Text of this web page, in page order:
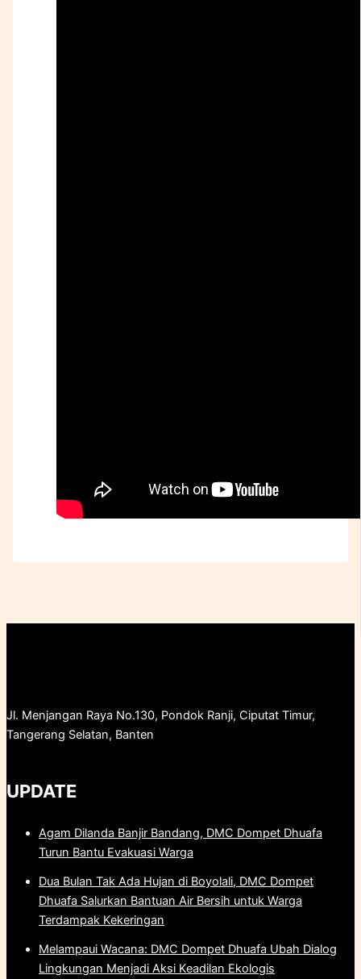
Jl. Menjangan Raya No.130, Pondok Ranji, Ciputat Timur,
Tangerang Selatan, Banten
UPDATE
Agam Dilanda Banjir Bandang, DMC Dompet Dhuafa
Turun Bantu Evakuasi Warga
Dua Bulan Tak Ada Hujan di Boyolali, DMC Dompet
Dhuafa Salurkan Bantuan Air Bersih untuk Warga
Terdampak Kekeringan
Melampaui Wacana: DMC Dompet Dhuafa Ubah Dialog
Lingkungan Menjadi Aksi Keadilan Ekologis